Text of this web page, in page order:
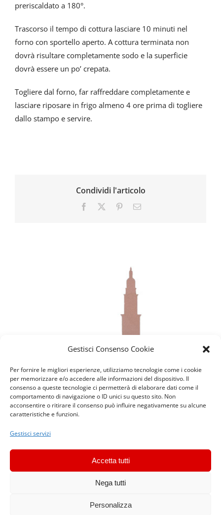
Gestisci Consenso Cookie
Per fornire le migliori esperienze, utilizziamo tecnologie come i cookie
per memorizzare e/o accedere alle informazioni del dispositivo. Il
consenso a queste tecnologie ci permetterà di elaborare dati come il
comportamento di navigazione o ID unici su questo sito. Non
acconsentire o ritirare il consenso può influire negativamente su alcune
caratteristiche e funzioni.
Gestisci servizi
Accetta tutti
Nega tutti
Personalizza
preriscaldato a 180°.
Trascorso il tempo di cottura lasciare 10 minuti nel
forno con sportello aperto. A cottura terminata non
dovrà risultare completamente sodo e la superficie
dovrà essere un po’ crepata.
Togliere dal forno, far raffreddare completamente e
lasciare riposare in frigo almeno 4 ore prima di togliere
dallo stampo e servire.
Condividi l'articolo
Facebook PinterestEmail
C.F. e P. IVA: 01934250018 | Iscrizione al Registro Imprese – Archivio
Sociale: Euro 28.840.041,20